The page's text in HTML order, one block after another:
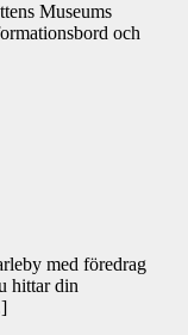
Museums
och
med föredrag
hittar din